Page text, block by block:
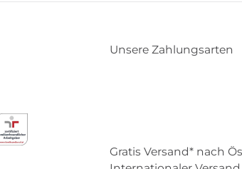
Unsere Zahlungsarten
Gratis Versand* nach